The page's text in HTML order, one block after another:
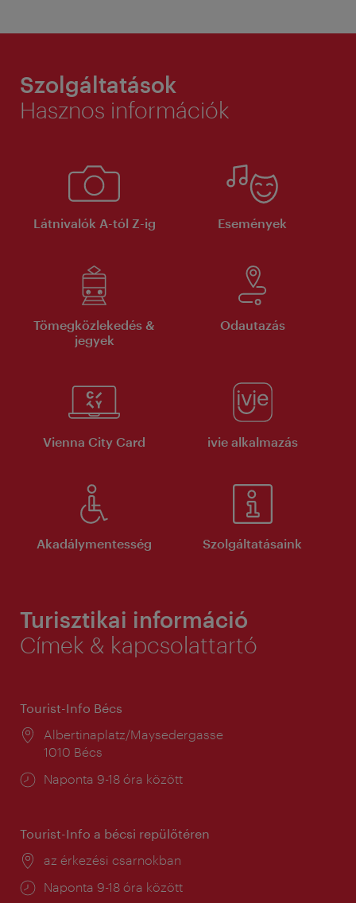
Szolgáltatások
Hasznos információk
Látnivalók A-tól Z-ig Események
Tömegközlekedés &
jegyek
Odautazás
Vienna City Card ivie alkalmazás
Akadálymentesség Szolgáltatásaink
Turisztikai információ
Címek & kapcsolattartó
Tourist-Info Bécs
Helyszín:
Albertinaplatz/Maysedergasse
1010 Bécs
Nyitva
Naponta 9-18 óra között
Tourist-Info a bécsi repülőtéren
Helyszín:
az érkezési csarnokban
Nyitva
Naponta 9-18 óra között